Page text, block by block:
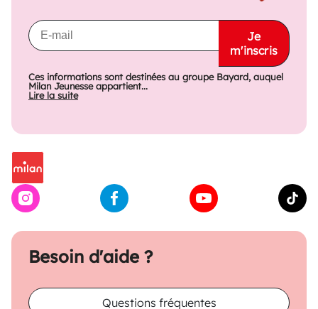
Besoin d'aide ?
Questions fréquentes
Je
m'inscris
Ces informations sont destinées au groupe Bayard, auquel
Milan Jeunesse appartient...
Lire la suite